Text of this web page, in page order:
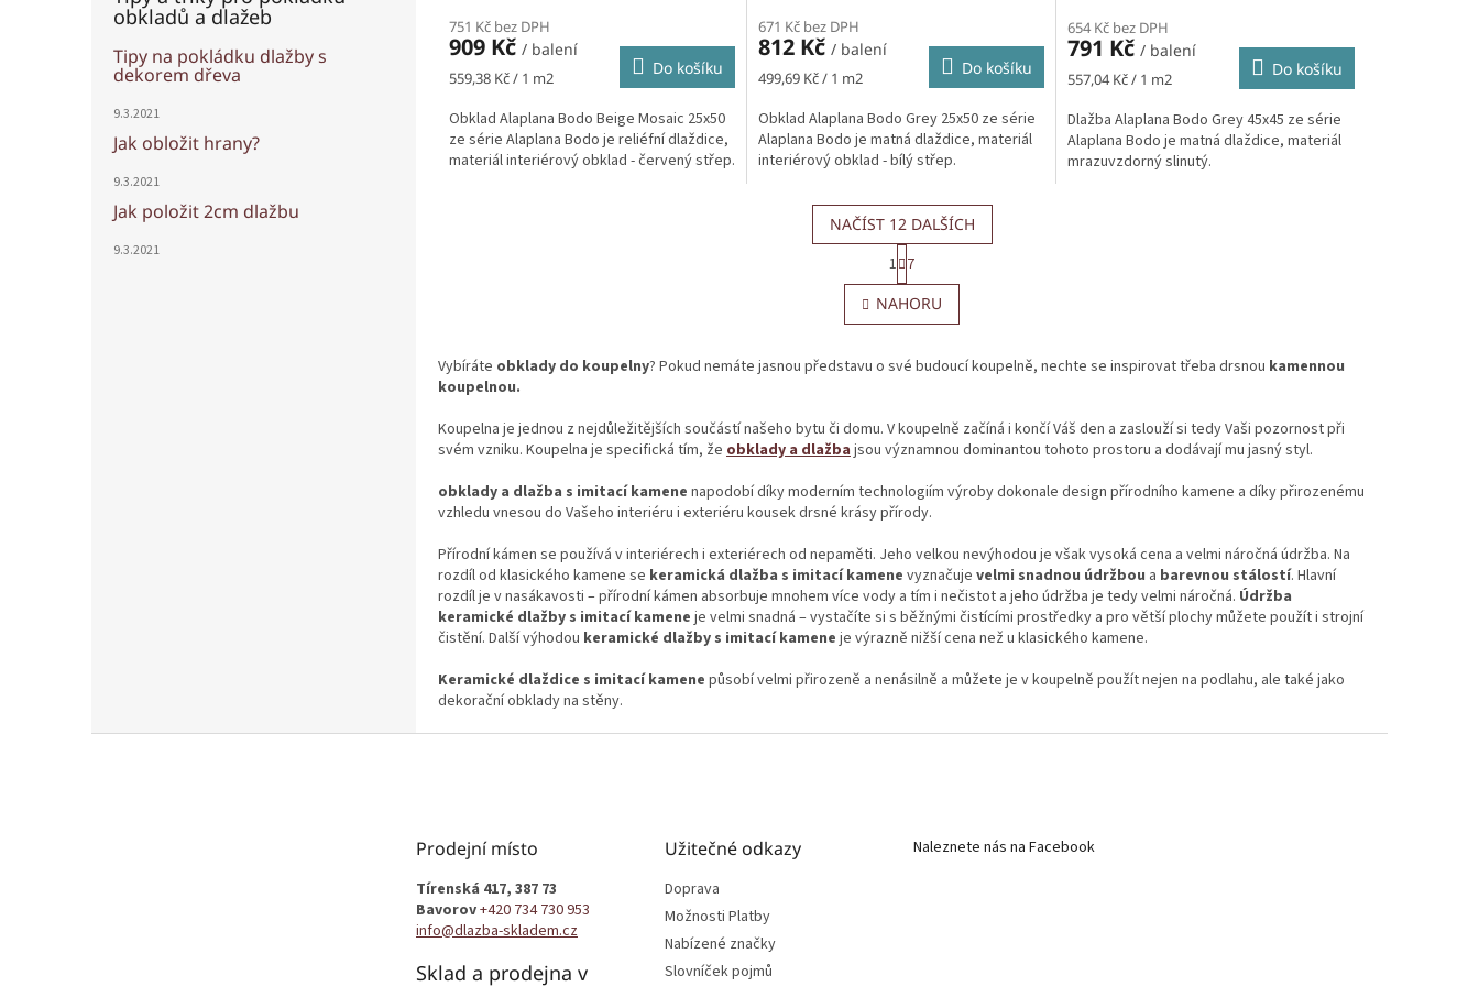
obkladů a dlažeb
Tipy na pokládku dlažby s
dekorem dřeva
9.3.2021
Jak obložit hrany?
9.3.2021
Jak položit 2cm dlažbu
9.3.2021
751 Kč bez DPH
909 Kč / balení
Měrná
559,38 Kč / 1 m2 Do košíku
Obklad Alaplana Bodo Beige Mosaic 25x50
ze série Alaplana Bodo je reliéfní dlaždice,
materiál interiérový obklad - červený střep.
671 Kč bez DPH
812 Kč / balení
Měrná
499,69 Kč / 1 m2 Do košíku
Obklad Alaplana Bodo Grey 25x50 ze série
Alaplana Bodo je matná dlaždice, materiál
interiérový obklad - bílý střep.
654 Kč bez DPH
791 Kč / balení
Měrná
557,04 Kč / 1 m2 Do košíku
Dlažba Alaplana Bodo Grey 45x45 ze série
Alaplana Bodo je matná dlaždice, materiál
mrazuvzdorný slinutý.
O
v
l
d
a
í
p
r
v
k
y
v
ý
p
i
s
u
NAČÍST 12 DALŠÍCH
S
t
r
á
n
o
n
í
1 7
NAHORU
Vybíráte obklady do koupelny? Pokud nemáte jasnou představu o své budoucí koupelně, nechte se inspirovat třeba drsnou kamennou
koupelnou.
Koupelna je jednou z nejdůležitějších součástí našeho bytu či domu. V koupelně začíná i končí Váš den a zaslouží si tedy Vaši pozornost při
svém vzniku. Koupelna je specifická tím, že obklady a dlažbajsou významnou dominantou tohoto prostoru a dodávají mu jasný styl.
obklady a dlažba s imitací kamene napodobí díky moderním technologiím výroby dokonale design přírodního kamene a díky přirozenému
vzhledu vnesou do Vašeho interiéru i exteriéru kousek drsné krásy přírody.
Přírodní kámen se používá v interiérech i exteriérech od nepaměti. Jeho velkou nevýhodou je však vysoká cena a velmi náročná údržba. Na
rozdíl od klasického kamene se keramická dlažba s imitací kamene vyznačuje velmi snadnou údržbou a barevnou stálostí. Hlavní
rozdíl je v nasákavosti – přírodní kámen absorbuje mnohem více vody a tím i nečistot a jeho údržba je tedy velmi náročná. Údržba
keramické dlažby s imitací kamene je velmi snadná – vystačíte si s běžnými čistícími prostředky a pro větší plochy můžete použít i strojní
čistění. Další výhodou keramické dlažby s imitací kamene je výrazně nižší cena než u klasického kamene.
Keramické dlaždice s imitací kamene působí velmi přirozeně a nenásilně a můžete je v koupelně použít nejen na podlahu, ale také jako
dekorační obklady na stěny.
Prodejní místo
Tírenská 417, 387 73
Bavorov+420 734 730 953
info@dlazba-skladem.cz
Sklad a prodejna v
Užitečné odkazy
Doprava
Možnosti Platby
Nabízené značky
Slovníček pojmů
Naleznete nás na Facebook